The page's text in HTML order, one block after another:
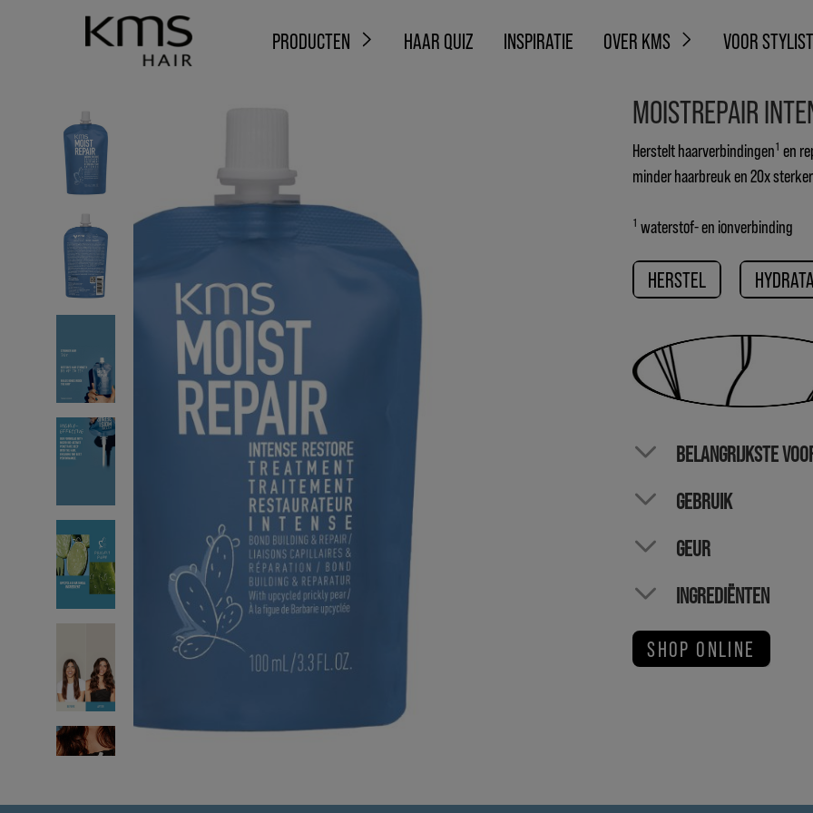
PRODUCTEN HAAR QUIZ INSPIRATIE OVER KMS VOOR
MOISTREPAIR
Herstelt haarverbindingen¹ en
minder haarbreuk en 20x
¹ waterstof- en ionverbinding
HERSTEL
BELANGRIJKSTE
GEBRUIK
GEUR
INGREDIËNTEN
SHOP ONLINE